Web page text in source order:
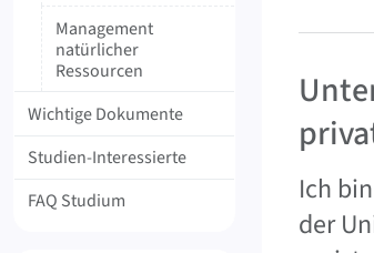
Ich
der
Management
natürlicher
Ressourcen
Wichtige Dokumente
Studien-Interessierte
FAQ Studium